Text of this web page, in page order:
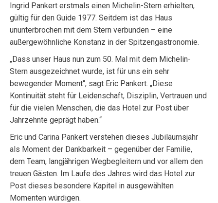
Ingrid Pankert erstmals einen Michelin-Stern erhielten,
gültig für den Guide 1977. Seitdem ist das Haus
ununterbrochen mit dem Stern verbunden – eine
außergewöhnliche Konstanz in der Spitzengastronomie.
„Dass unser Haus nun zum 50. Mal mit dem Michelin-
Stern ausgezeichnet wurde, ist für uns ein sehr
bewegender Moment“, sagt Eric Pankert. „Diese
Kontinuität steht für Leidenschaft, Disziplin, Vertrauen und
für die vielen Menschen, die das Hotel zur Post über
Jahrzehnte geprägt haben.“
Eric und Carina Pankert verstehen dieses Jubiläumsjahr
als Moment der Dankbarkeit – gegenüber der Familie,
dem Team, langjährigen Wegbegleitern und vor allem den
treuen Gästen. Im Laufe des Jahres wird das Hotel zur
Post dieses besondere Kapitel in ausgewählten
Momenten würdigen.